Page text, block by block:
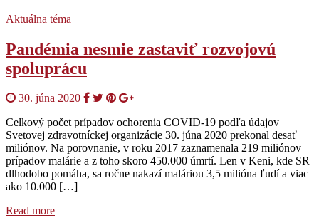
Aktuálna téma
Pandémia nesmie zastaviť rozvojovú
spoluprácu
30. júna 2020
Celkový počet prípadov ochorenia COVID-19 podľa údajov
Svetovej zdravotníckej organizácie 30. júna 2020 prekonal desať
miliónov. Na porovnanie, v roku 2017 zaznamenala 219 miliónov
prípadov malárie a z toho skoro 450.000 úmrtí. Len v Keni, kde SR
dlhodobo pomáha, sa ročne nakazí maláriou 3,5 milióna ľudí a viac
ako 10.000 […]
Read more